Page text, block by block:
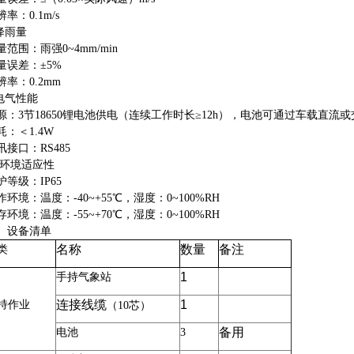
率： 0.1m/s
雨量
范围：雨强0~4mm/min
误差： ±5%
率： 0.2mm
气性能
： 3节18650锂电池供电（连续工作时长≥12h），电池可通过车载直流或
：＜ 1.4W
接口： RS485
环境适应性
等级： IP65
环境：温度： -40~+55℃，湿度： 0~100%RH
环境：温度： -55~+70℃，湿度： 0~100%RH
设备清单
名称 数量 备注
作业
手持气象站 1
连接线缆 （ 10芯） 1
电池 3 备用